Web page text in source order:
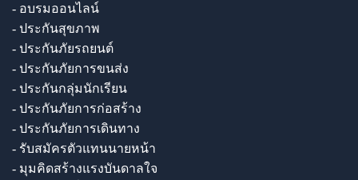
- อบรมออนไลน์
- ประกันสุขภาพ
- ประกันภัยรถยนต์
- ประกันภัยการขนส่ง
- ประกันกลุ่มนักเรียน
- ประกันภัยการก่อสร้าง
- ประกันภัยการเดินทาง
- รับสมัครตัวแทนนายหน้า
- มุมคิดสร้างแรงบันดาลใจ